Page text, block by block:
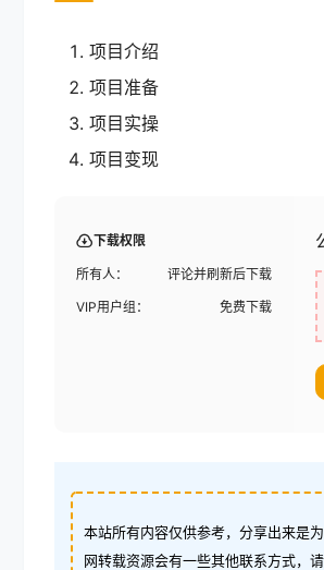
项目介绍
项目准备
项目实操
项目变现
下载权限
所有人：
评论并刷新后下载
VIP用户组：
免费下载
本站所有内容仅供参考，分享出来是
网转载资源会有一些其他联系方式，